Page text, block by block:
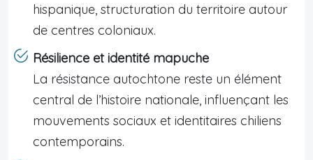
hispanique, structuration du territoire autour
de centres coloniaux.
Résilience et identité mapuche
La résistance autochtone reste un élément
central de l’histoire nationale, influençant les
mouvements sociaux et identitaires chiliens
contemporains.